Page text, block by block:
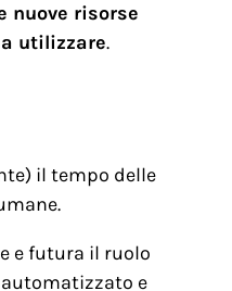
nuove risorse
utilizzare.
il tempo delle
e futura il ruolo
e